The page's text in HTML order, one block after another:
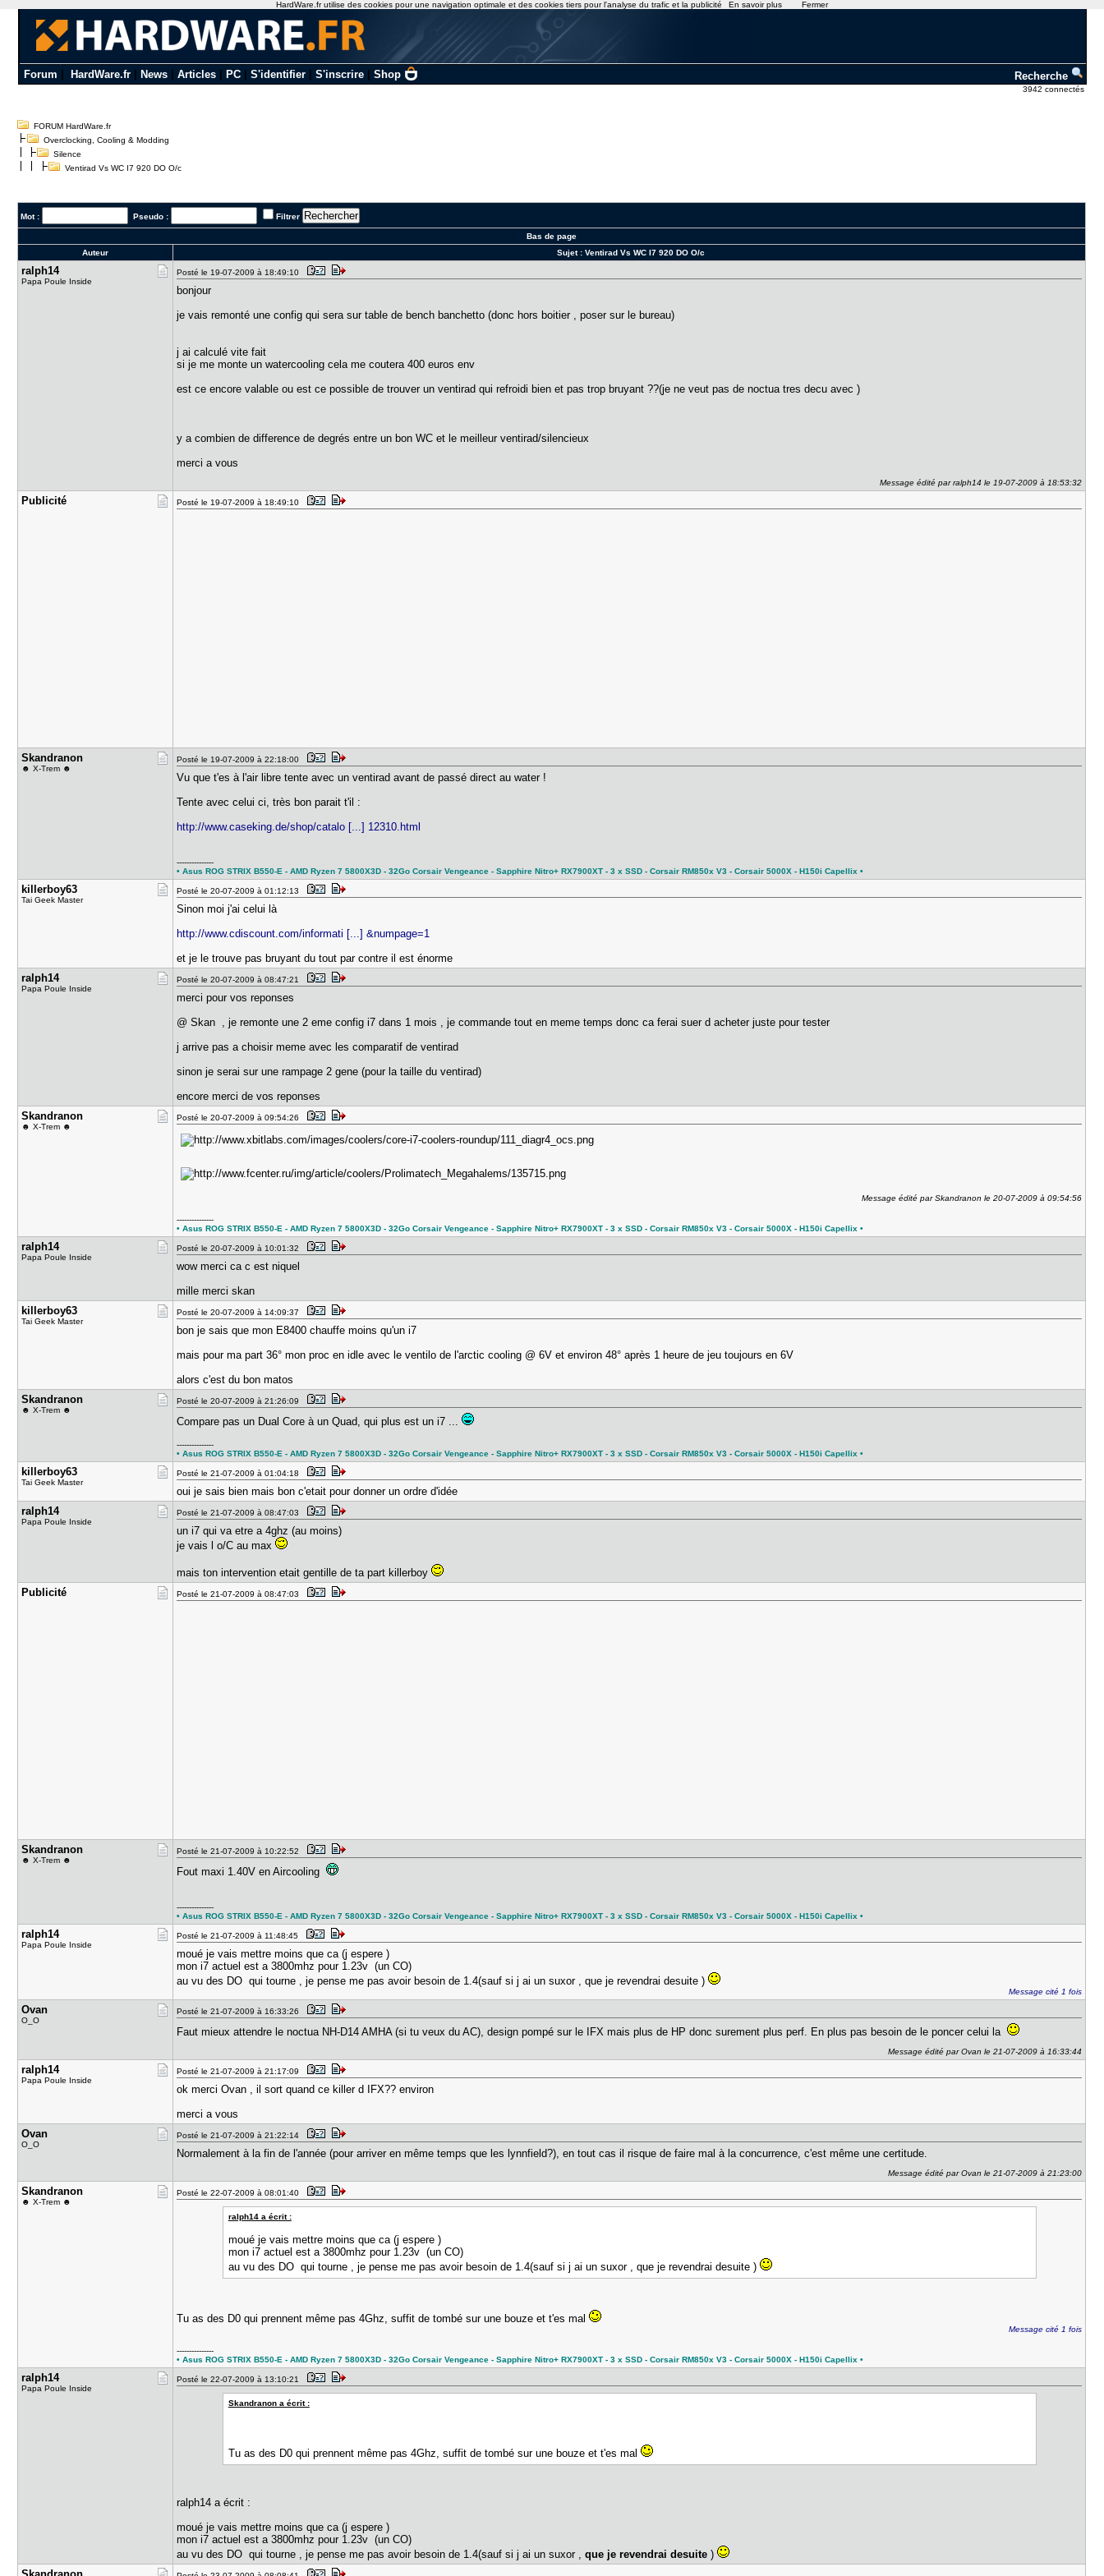
Forum HardWare.fr| News| Articles| PC| S'identifier| S'inscrire| Shop Recherche
3942 connectés
FORUM HardWare.fr
Overclocking, Cooling & Modding
Silence
Ventirad Vs WC I7 920 DO O/c
Mot : Pseudo : Filtrer
Bas de page
Auteur
Sujet : Ventirad Vs WC I7 920 DO O/c
ralph14
Papa Poule Inside
Posté le 19-07-2009 à 18:49:10
bonjour
je vais remonté une config qui sera sur table de bench banchetto (donc hors boitier , poser sur le bureau)
j ai calculé vite fait
si je me monte un watercooling cela me coutera 400 euros env
est ce encore valable ou est ce possible de trouver un ventirad qui refroidi bien et pas trop bruyant ??(je ne veut pas de noctua tres decu avec )
y a combien de difference de degrés entre un bon WC et le meilleur ventirad/silencieux
merci a vous
Message édité par ralph14 le 19-07-2009 à 18:53:32
Publicité Posté le 19-07-2009 à 18:49:10
Skandranon
☻ X-Trem ☻
Posté le 19-07-2009 à 22:18:00
Vu que t'es à l'air libre tente avec un ventirad avant de passé direct au water !
Tente avec celui ci, très bon parait t'il :
http://www.caseking.de/shop/catalo [...] 12310.html
---------------
• Asus ROG STRIX B550-E - AMD Ryzen 7 5800X3D - 32Go Corsair Vengeance - Sapphire Nitro+ RX7900XT - 3 x SSD - Corsair RM850x V3 - Corsair 5000X - H150i Capellix •
killerboy6​3
Tai Geek Master
Posté le 20-07-2009 à 01:12:13
Sinon moi j'ai celui là
http://www.cdiscount.com/informati [...] &numpage=1
et je le trouve pas bruyant du tout par contre il est énorme
ralph14
Papa Poule Inside
Posté le 20-07-2009 à 08:47:21
merci pour vos reponses
@ Skan , je remonte une 2 eme config i7 dans 1 mois , je commande tout en meme temps donc ca ferai suer d acheter juste pour tester
j arrive pas a choisir meme avec les comparatif de ventirad
sinon je serai sur une rampage 2 gene (pour la taille du ventirad)
encore merci de vos reponses
Skandranon
☻ X-Trem ☻
Posté le 20-07-2009 à 09:54:26
Message édité par Skandranon le 20-07-2009 à 09:54:56
---------------
• Asus ROG STRIX B550-E - AMD Ryzen 7 5800X3D - 32Go Corsair Vengeance - Sapphire Nitro+ RX7900XT - 3 x SSD - Corsair RM850x V3 - Corsair 5000X - H150i Capellix •
ralph14
Papa Poule Inside
Posté le 20-07-2009 à 10:01:32
wow merci ca c est niquel
mille merci skan
killerboy6​3
Tai Geek Master
Posté le 20-07-2009 à 14:09:37
bon je sais que mon E8400 chauffe moins qu'un i7
mais pour ma part 36° mon proc en idle avec le ventilo de l'arctic cooling @ 6V et environ 48° après 1 heure de jeu toujours en 6V
alors c'est du bon matos
Skandranon
☻ X-Trem ☻
Posté le 20-07-2009 à 21:26:09
Compare pas un Dual Core à un Quad, qui plus est un i7 ...
---------------
• Asus ROG STRIX B550-E - AMD Ryzen 7 5800X3D - 32Go Corsair Vengeance - Sapphire Nitro+ RX7900XT - 3 x SSD - Corsair RM850x V3 - Corsair 5000X - H150i Capellix •
killerboy6​3
Tai Geek Master
Posté le 21-07-2009 à 01:04:18
oui je sais bien mais bon c'etait pour donner un ordre d'idée
ralph14
Papa Poule Inside
Posté le 21-07-2009 à 08:47:03
un i7 qui va etre a 4ghz (au moins)
je vais l o/C au max
mais ton intervention etait gentille de ta part killerboy
Publicité
Posté le 21-07-2009 à 08:47:03
Skandranon
☻ X-Trem ☻
Posté le 21-07-2009 à 10:22:52
Fout maxi 1.40V en Aircooling
---------------
• Asus ROG STRIX B550-E - AMD Ryzen 7 5800X3D - 32Go Corsair Vengeance - Sapphire Nitro+ RX7900XT - 3 x SSD - Corsair RM850x V3 - Corsair 5000X - H150i Capellix •
ralph14
Papa Poule Inside
Posté le 21-07-2009 à 11:48:45
moué je vais mettre moins que ca (j espere )
mon i7 actuel est a 3800mhz pour 1.23v (un CO)
au vu des DO qui tourne , je pense me pas avoir besoin de 1.4(sauf si j ai un suxor , que je revendrai desuite )
Message cité 1 fois
Ovan
O_O
Posté le 21-07-2009 à 16:33:26
Faut mieux attendre le noctua NH-D14 AMHA (si tu veux du AC), design pompé sur le IFX mais plus de HP donc surement plus perf. En plus pas besoin de le poncer celui la
Message édité par Ovan le 21-07-2009 à 16:33:44
ralph14
Papa Poule Inside
Posté le 21-07-2009 à 21:17:09
ok merci Ovan , il sort quand ce killer d IFX?? environ
merci a vous
Ovan
O_O
Posté le 21-07-2009 à 21:22:14
Normalement à la fin de l'année (pour arriver en même temps que les lynnfield?), en tout cas il risque de faire mal à la concurrence, c'est même une certitude.
Message édité par Ovan le 21-07-2009 à 21:23:00
Skandranon
☻ X-Trem ☻
Posté le 22-07-2009 à 08:01:40
ralph14 a écrit :
moué je vais mettre moins que ca (j espere )
mon i7 actuel est a 3800mhz pour 1.23v (un CO)
au vu des DO qui tourne , je pense me pas avoir besoin de 1.4(sauf si j ai un suxor , que je revendrai desuite )
Tu as des D0 qui prennent même pas 4Ghz, suffit de tombé sur une bouze et t'es mal
Message cité 1 fois
---------------
• Asus ROG STRIX B550-E - AMD Ryzen 7 5800X3D - 32Go Corsair Vengeance - Sapphire Nitro+ RX7900XT - 3 x SSD - Corsair RM850x V3 - Corsair 5000X - H150i Capellix •
ralph14
Papa Poule Inside
Posté le 22-07-2009 à 13:10:21
Skandranon a écrit :
Tu as des D0 qui prennent même pas 4Ghz, suffit de tombé sur une bouze et t'es mal
ralph14 a écrit :
moué je vais mettre moins que ca (j espere )
mon i7 actuel est a 3800mhz pour 1.23v (un CO)
au vu des DO qui tourne , je pense me pas avoir besoin de 1.4(sauf si j ai un suxor ,que je revendrai desuite )
HardWare.fr utilise des cookies pour une navigation optimale et des cookies tiers pour l'analyse du trafic et la publicité En savoir plus Fermer